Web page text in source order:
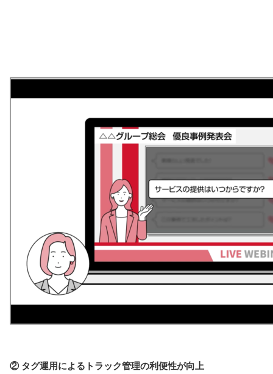
② タグ運用によるトラック管理の利便性が向上